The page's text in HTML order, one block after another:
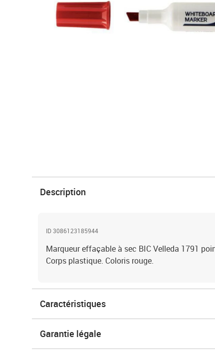
Description
ID 3086123185944
Marqueur effaçable à sec BIC Velleda 1791
Corps plastique. Coloris rouge.
Caractéristiques
Garantie légale